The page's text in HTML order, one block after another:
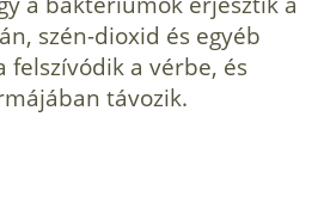
szén-dioxid és egyéb
fel­szívódik a vérbe, és
távozik.